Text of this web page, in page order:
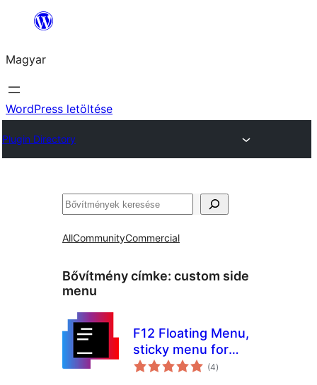
Ugrás
tartalomhoz
Magyar
WordPress letöltése
Plugin Directory
Keresés
AllCommunityCommercial
Bővítmény címke: custom side
menu
F12 Floating Menu,
sticky menu for
WordPress
(4értékelés
összesen
)